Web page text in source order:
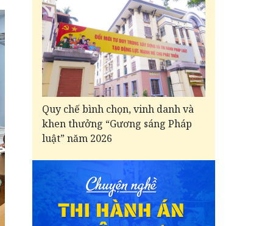
Quy chế bình chọn, vinh danh và
khen thưởng “Gương sáng Pháp
luật” năm 2026